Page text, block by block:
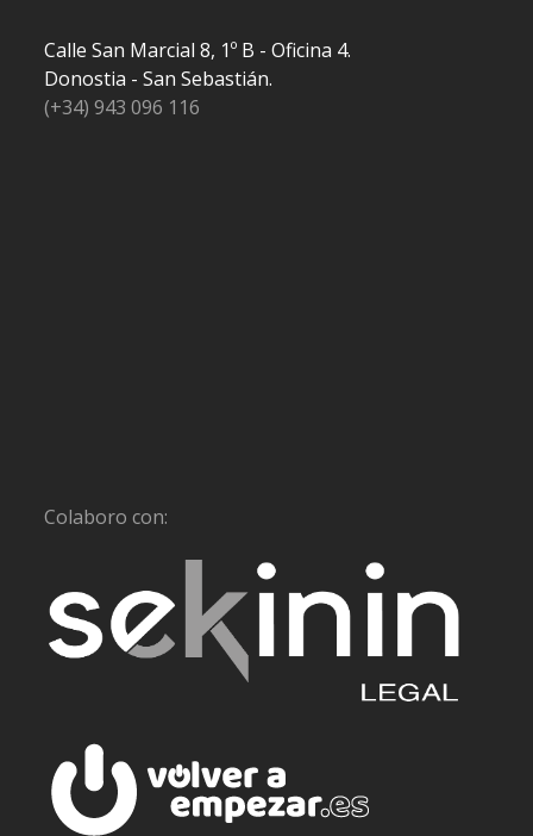
Calle San Marcial 8, 1º B - Oficina 4.
Donostia - San Sebastián.
(+34) 943 096 116
Colaboro con: